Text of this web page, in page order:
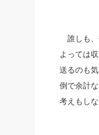
誰しも、
よっては
送るのも
倒で余計
考えもし